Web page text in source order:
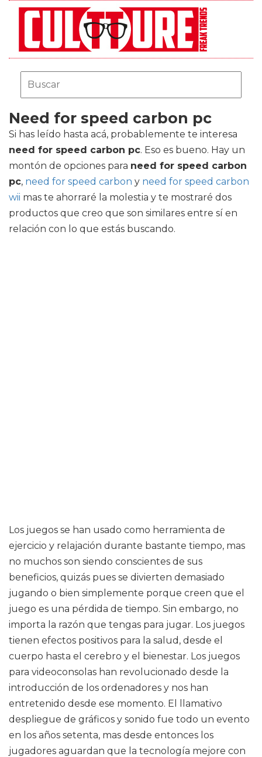
Need for speed carbon pc
Si has leído hasta acá, probablemente te interesa
need for speed carbon pc. Eso es bueno. Hay un
montón de opciones para need for speed carbon
pc, need for speed carbon y need for speed carbon
wii mas te ahorraré la molestia y te mostraré dos
productos que creo que son similares entre sí en
relación con lo que estás buscando.
Los juegos se han usado como herramienta de
ejercicio y relajación durante bastante tiempo, mas
no muchos son siendo conscientes de sus
beneficios, quizás pues se divierten demasiado
jugando o bien simplemente porque creen que el
juego es una pérdida de tiempo. Sin embargo, no
importa la razón que tengas para jugar. Los juegos
tienen efectos positivos para la salud, desde el
cuerpo hasta el cerebro y el bienestar. Los juegos
para videoconsolas han revolucionado desde la
introducción de los ordenadores y nos han
entretenido desde ese momento. El llamativo
despliegue de gráficos y sonido fue todo un evento
en los años setenta, mas desde entonces los
jugadores aguardan que la tecnología mejore con